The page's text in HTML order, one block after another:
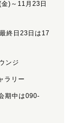
)～11月23日
終日23日は17
ンジ
ラリー
期中は090-